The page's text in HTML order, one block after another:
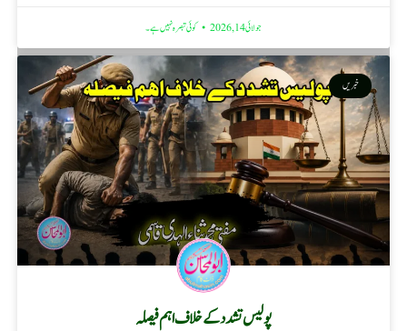
جولائی 14, 2026 کوئی تبصرہ نہیں ہے۔
خبریں
پولیس تشدد کے خلاف اہم فیصلہ